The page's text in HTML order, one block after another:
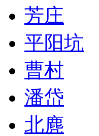
芳庄
平阳坑
曹村
潘岱
北麂